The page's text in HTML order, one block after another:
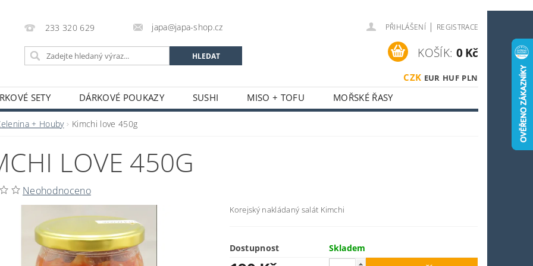
233 320 629 japa@japa-shop.cz PŘIHLÁŠENÍ | REGISTRACE
CZK EUR HUF PLN
KOŠÍK: 0 Kč
SETY DÁRKOVÉ POUKAZY SUSHI MISO + TOFU
MOŘSKÉ ŘASY
NUDLE A POLÉVKY RÝŽE A OBILOVINY
JAPONSKÉ FIGURKY LEKCE VAŘENÍ
A PLATBY
+ Houby Kimchi love 450g
LOVE 450G
Neohodnoceno
Korejský nakládaný salát Kimchi
Dostupnost Skladem